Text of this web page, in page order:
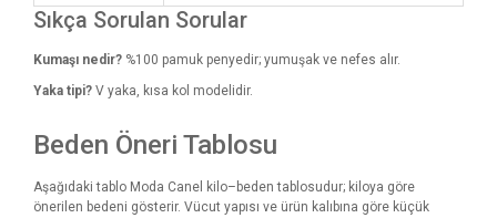
Sıkça Sorulan Sorular
Kumaşı nedir? %100 pamuk penyedir; yumuşak ve nefes alır.
Yaka tipi? V yaka, kısa kol modelidir.
Beden Öneri Tablosu
Aşağıdaki tablo Moda Canel kilo–beden tablosudur; kiloya göre
önerilen bedeni gösterir. Vücut yapısı ve ürün kalıbına göre küçük